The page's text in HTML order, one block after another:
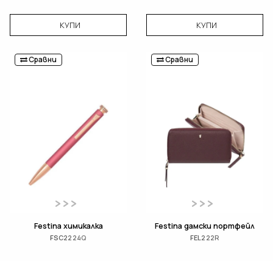
КУПИ КУПИ
Сравни
Festina химикалка
FSC2224Q
Сравни
Festina дамски портфейл
FEL222R